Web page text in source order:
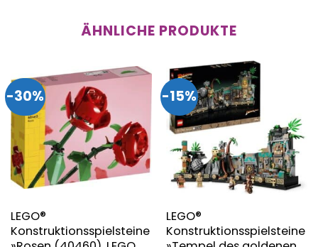
ÄHNLICHE PRODUKTE
-30%
LEGO®
Konstruktionsspielsteine
-15%
LEGO®
Konstruktionsspielsteine